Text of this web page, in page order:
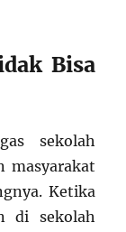
Bisa
sekolah
masyarakat
Ketika
di sekolah